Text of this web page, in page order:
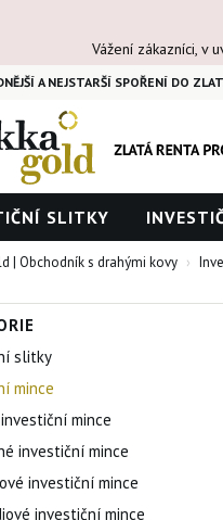
Vážení zákazníci, v
A NEJSTARŠÍ SPOŘENÍ DO
SLITKY
| Obchodník s drahými kovy
slitky
mince
mince
investiční mince
investiční mince
investiční mince